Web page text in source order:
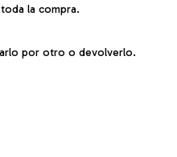
la compra.
por otro o devolverlo.